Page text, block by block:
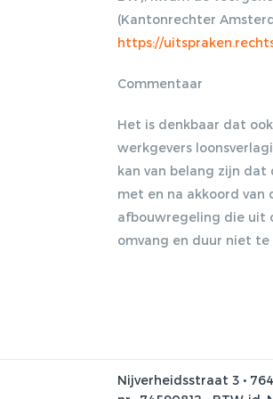
(Kantonrechter
https://
Commentaar
Het is denkbaar dat
werkgevers
kan van belang zijn
met en na akkoord van
afbouwregeling die uit
omvang en duur niet
Nijverheidsstraat 3 •